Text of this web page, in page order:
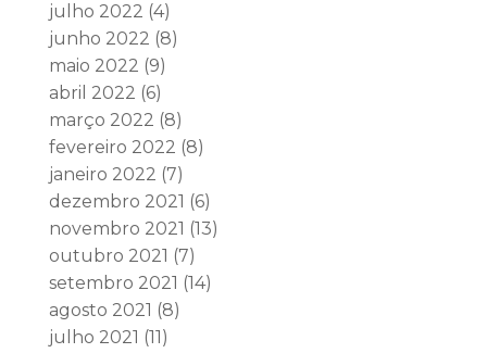
julho 2022 (4)
junho 2022 (8)
maio 2022 (9)
abril 2022 (6)
março 2022 (8)
fevereiro 2022 (8)
janeiro 2022 (7)
dezembro 2021 (6)
novembro 2021 (13)
outubro 2021 (7)
setembro 2021 (14)
agosto 2021 (8)
julho 2021 (11)